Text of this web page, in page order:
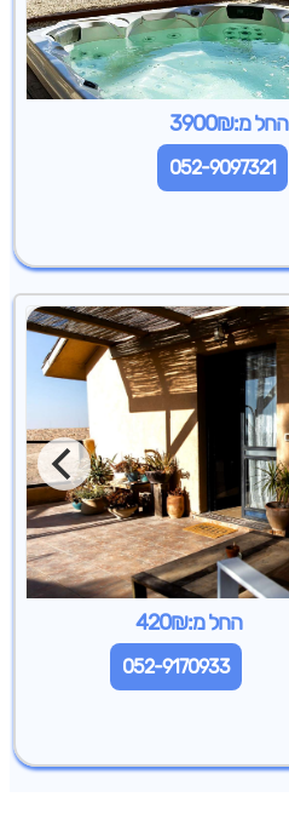
החל מ:3900₪
052-9097321
החל מ:420₪
052-9170933